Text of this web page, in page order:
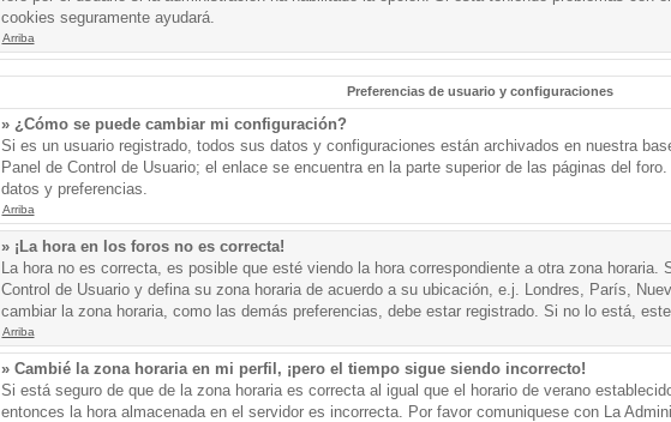
cookies seguramente ayudará.
Arriba
Preferencias de usuario y configuraciones
» ¿Cómo se puede cambiar mi configuración?
Si es un usuario registrado, todos sus datos y configuraciones están archivados en nuestra
Panel de Control de Usuario; el enlace se encuentra en la parte superior de las páginas del
datos y preferencias.
Arriba
» ¡La hora en los foros no es correcta!
La hora no es correcta, es posible que esté viendo la hora correspondiente a otra zona
Control de Usuario y defina su zona horaria de acuerdo a su ubicación, e.j. Londres, París,
cambiar la zona horaria, como las demás preferencias, debe estar registrado. Si no lo está,
Arriba
» Cambié la zona horaria en mi perfil, ¡pero el tiempo sigue siendo incorrecto!
Si está seguro de que de la zona horaria es correcta al igual que el horario de verano
entonces la hora almacenada en el servidor es incorrecta. Por favor comuniquese con La